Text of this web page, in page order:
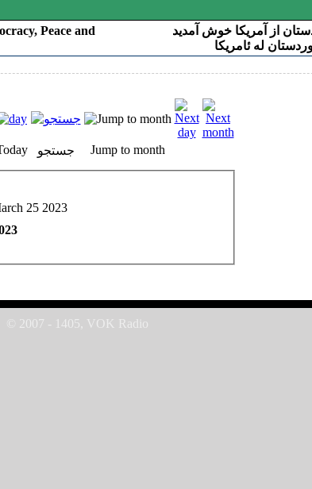
از آمریکا خوش آمدید
له ئامریکا
Peace and
جستجو
Jump to month
25 2023
© 2007 - 1405, VOK Radio